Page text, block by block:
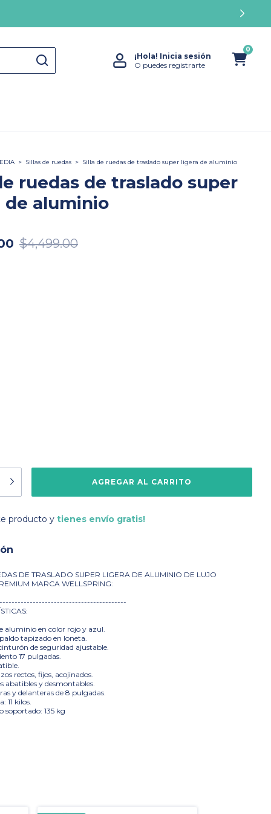
¡Hola! Inicia sesión
O puedes registrarte
0
> Sillas de ruedas > Silla de ruedas de traslado super ligera de aluminio
ruedas de traslado super
de aluminio
$4,499.00
producto y tienes envío gratis!
DE TRASLADO SUPER LIGERA DE ALUMINIO DE LUJO
MARCA WELLSPRING:
aluminio en color rojo y azul.
tapizado en loneta.
de seguridad ajustable.
17 pulgadas.
rectos, fijos, acojinados.
abatibles y desmontables.
y delanteras de 8 pulgadas.
11 kilos.
soportado: 135 kg